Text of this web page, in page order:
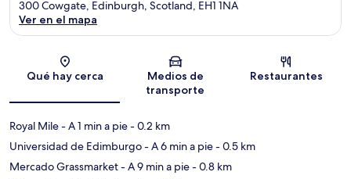
Sección del mapa
300 Cowgate, Edinburgh, Scotland, EH1 1NA
Ver en el mapa
Qué hay cerca
Medios de
transporte
Restaurantes
Royal Mile- A 1 min a pie- 0.2 km
Universidad de Edimburgo- A 6 min a pie- 0.5 km
Mercado Grassmarket- A 9 min a pie- 0.8 km